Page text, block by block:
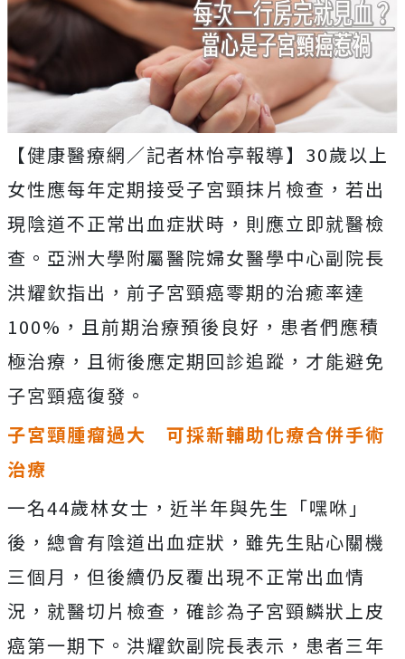
【健康醫療網／記者林怡亭報導】30歲以上
女性應每年定期接受子宮頸抹片檢查，若出
現陰道不正常出血症狀時，則應立即就醫檢
查。亞洲大學附屬醫院婦女醫學中心副院長
洪耀欽指出，前子宮頸癌零期的治癒率達
100%，且前期治療預後良好，患者們應積
極治療，且術後應定期回診追蹤，才能避免
子宮頸癌復發。
子宮頸腫瘤過大 可採新輔助化療合併手術
治療
一名44歲林女士，近半年與先生「嘿咻」
後，總會有陰道出血症狀，雖先生貼心關機
三個月，但後續仍反覆出現不正常出血情
況，就醫切片檢查，確診為子宮頸鱗狀上皮
癌第一期下。洪耀欽副院長表示，患者三年